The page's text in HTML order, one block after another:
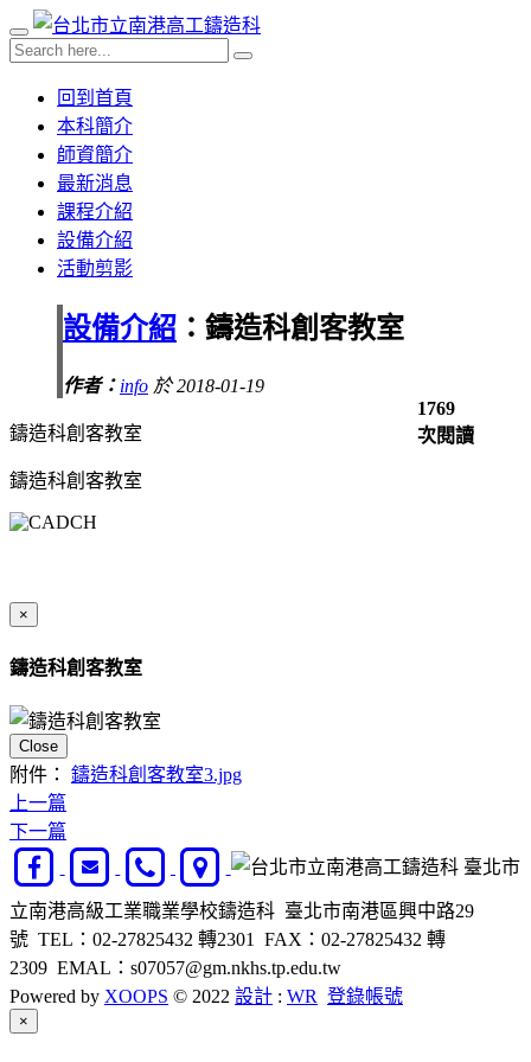
回到首頁
本科簡介
師資簡介
最新消息
課程介紹
設備介紹
活動剪影
設備介紹 ：鑄造科創客教室
作者： info 於 2018-01-19
1769
次閱讀
鑄造科創客教室
鑄造科創客教室
×
鑄造科創客教室
Close
附件： 鑄造科創客教室3.jpg
上一篇
下一篇
臺北市
立南港高級工業職業學校鑄造科 臺北市南港區興中路29
號 TEL：02-27825432 轉2301 FAX：02-27825432 轉
2309 EMAL：s07057@gm.nkhs.tp.edu.tw
Powered by XOOPS © 2022 設計 : WR 登錄帳號
×